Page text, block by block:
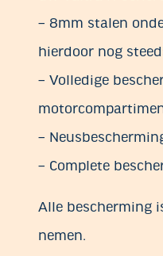
– 8mm stalen
hierdoor nog
– Volledige
–
– Complete
Alle bescherming
nemen.